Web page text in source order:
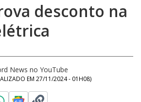
desconto na
News no YouTube
EM 27/11/2024 - 01H08)